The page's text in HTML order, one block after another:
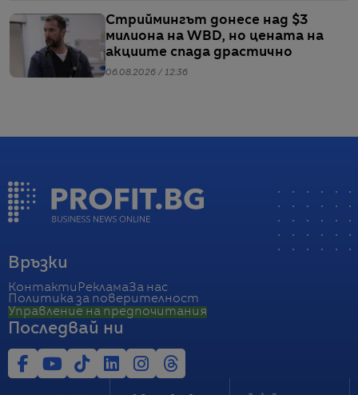
Стриймингът донесе над $3
милиона на WBD, но цената на
акциите спада драстично
06.08.2026 / 12:36
Връзки
Контакти РекламаЗа нас
Политика за поверителност
Управление на предпочитания
Последвай ни